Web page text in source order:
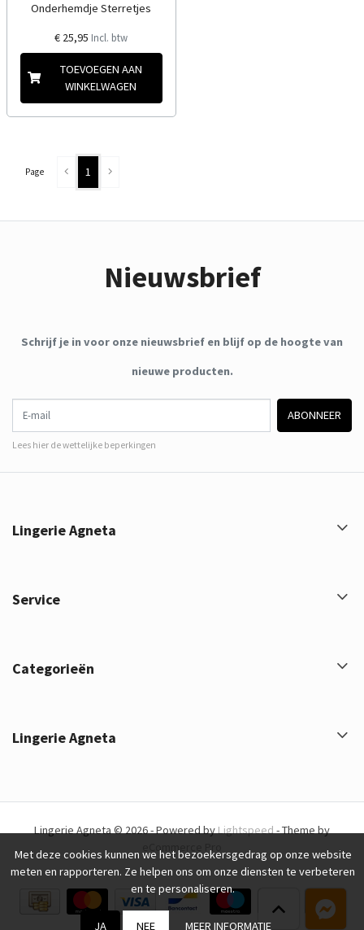
Onderhemdje Sterretjes
€ 25,95 Incl. btw
TOEVOEGEN AAN
WINKELWAGEN
Page 1
Nieuwsbrief
Schrijf je in voor onze nieuwsbrief en blijf op de hoogte van
nieuwe producten.
ABONNEER
Lees hier de wettelijke beperkingen
Lingerie Agneta
Service
Categorieën
Lingerie Agneta
Lingerie Agneta © 2026 - Powered byLightspeed- Theme by
eCommerce Pro
Met deze cookies kunnen we het bezoekersgedrag op onze website
meten en rapporteren. Ze helpen ons om onze diensten te verbeteren
en te personaliseren.
JA NEE MEER INFORMATIE